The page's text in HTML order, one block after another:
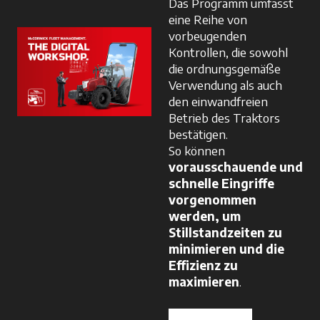
Das Programm umfasst
eine Reihe von
vorbeugenden
Kontrollen, die sowohl
die ordnungsgemäße
Verwendung als auch
den einwandfreien
Betrieb des Traktors
bestätigen.
So können
vorausschauende und
schnelle Eingriffe
vorgenommen
werden, um
Stillstandzeiten zu
minimieren und die
Effizienz zu
maximieren.